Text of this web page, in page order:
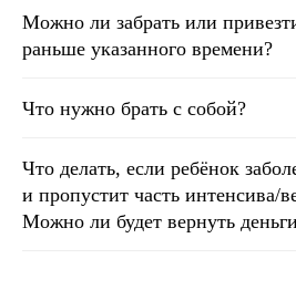
Можно ли забрать или
раньше указанного времени?
Что нужно брать с собой?
Что делать, если ребёнок
и пропустит часть интенсива/
Можно ли будет вернуть